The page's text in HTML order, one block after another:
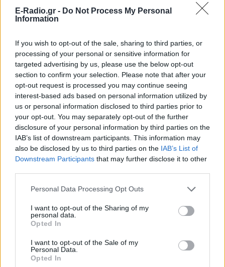
E-Radio.gr - Do Not Process My Personal
Information
If you wish to opt-out of the sale, sharing to third parties, or
processing of your personal or sensitive information for
targeted advertising by us, please use the below opt-out
section to confirm your selection. Please note that after your
opt-out request is processed you may continue seeing
interest-based ads based on personal information utilized by
us or personal information disclosed to third parties prior to
your opt-out. You may separately opt-out of the further
disclosure of your personal information by third parties on the
IAB’s list of downstream participants. This information may
also be disclosed by us to third parties on the IAB’s List of
Downstream Participants that may further disclose it to other
Personal Data Processing Opt Outs
I want to opt-out of the Sharing of my
personal data.
Opted In
I want to opt-out of the Sale of my
Personal Data.
Opted In
ΣΗΜΕΡΑ ΡΟΗ ΠΟΛΙΤΙΣΜΟΣ
ΕΙΔΗΣΕΙΣ
Σοκ στην Κρήτη: Τουρίστας επιχείρησε να
χρηματίσει υπάλληλο για του επιτρέψει να
Σέρρες: Βίντεο-ντοκουμέντο από το τροχαίο
ΕΙΔΗΣΕΙΣ
Πουέρτο Ρίκο: Διανομή νερού με δελτίο εν
ΕΙΔΗΣΕΙΣ